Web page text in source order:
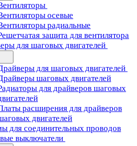
осевые
радиальные
защита для вентилятора
для шаговых двигателей
для шаговых двигателей
шаговых двигателей
для драйверов шаговых
расширения для драйверов
двигателей
для соединительных проводов
выключатели